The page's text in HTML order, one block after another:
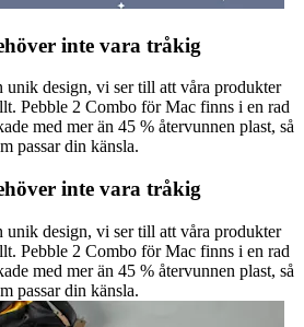
inte vara tråkig
unik design, vi ser till att våra produkter
Pebble 2 Combo för Mac finns i en rad
med mer än 45 % återvunnen plast, så
passar din känsla.
inte vara tråkig
unik design, vi ser till att våra produkter
Pebble 2 Combo för Mac finns i en rad
med mer än 45 % återvunnen plast, så
passar din känsla.